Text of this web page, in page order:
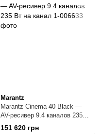
Marantz
Marantz Cinema 40 Black —
AV-ресивер 9.4 каналов 235
Вт на канал
151 620 грн